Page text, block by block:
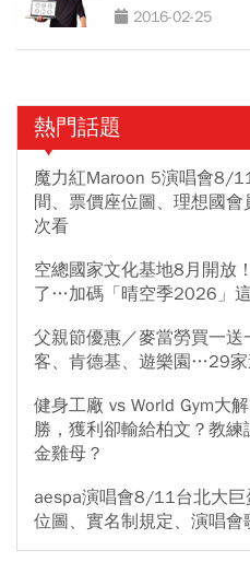
2016-02-25
熱門話題
魔力紅Maroon 5演唱會8/
間、票價座位圖、理想國
次看
空總國家文化基地8月開放
了…加碼「晴空季2026」
父親節優惠／麥當勞買一
客、肯德基、遊樂園…29
健身工廠 vs World Gym大
勝，獲利卻輸給柏文？教
金雞母？
aespa演唱會8/11台北大
位圖、實名制規定、演唱會